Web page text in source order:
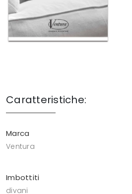
Caratteristiche:
Marca
Ventura
Imbottiti
divani